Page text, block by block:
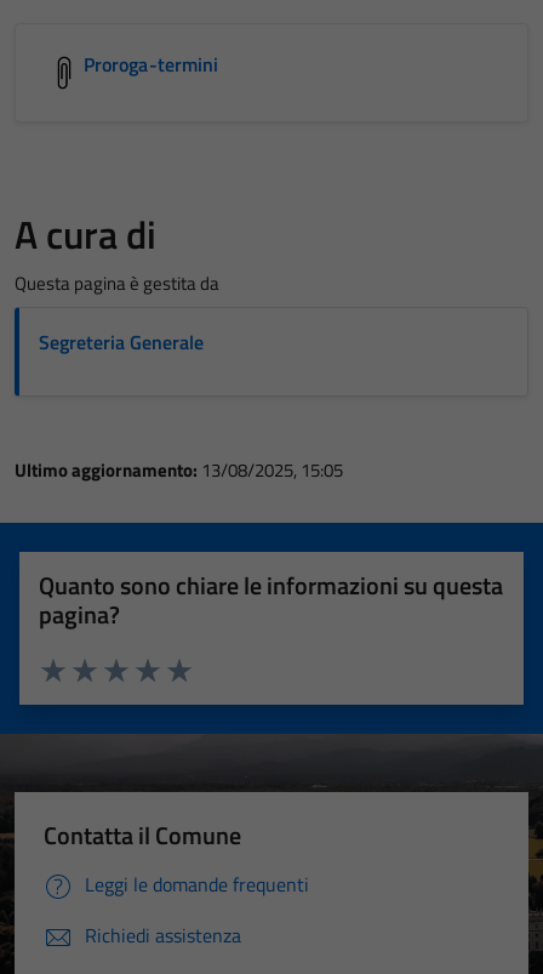
Proroga-termini
A cura di
Questa pagina è gestita da
Segreteria Generale
Ultimo aggiornamento: 13/08/2025, 15:05
Quanto sono chiare le informazioni su questa
pagina?
Valuta 5 stelle su 5
Valuta 4 stelle su 5
Valuta 3 stelle su 5
Valuta 2 stelle su 5
Valuta 1 stelle su 5
Contatta il Comune
Leggi le domande frequenti
Richiedi assistenza